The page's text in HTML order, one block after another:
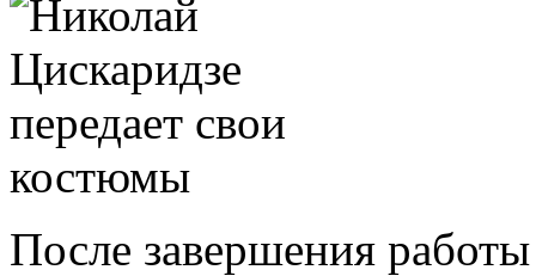
После завершения работы